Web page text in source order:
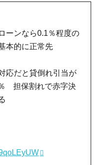
ーンなら0.1％程度の
本的に正常先
応だと貸倒れ引当が
担保割れで赤字決